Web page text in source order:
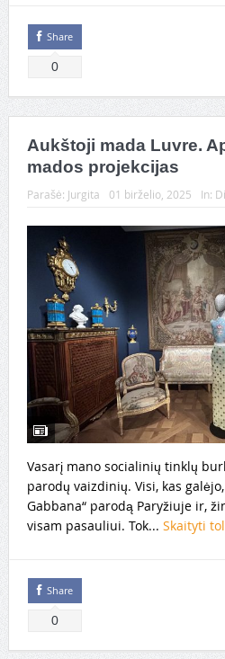
Share
0
Aukštoji mada Luvre.
mados projekcijas
Parašė: Jurgita 01 birželio, 2025 In:
Vasarį mano socialinių tinklų
parodų vaizdinių. Visi, kas
Gabbana“ parodą Paryžiuje ir,
visam pasauliui. Tok... Skaityti
Share
0